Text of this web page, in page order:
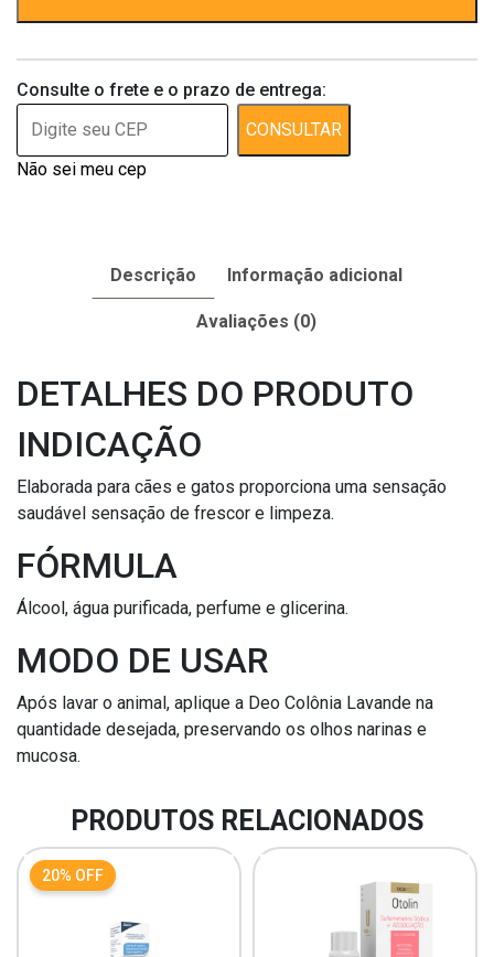
Consulte o frete e o prazo de entrega:
CONSULTAR
Não sei meu cep
Descrição Informação adicional
Avaliações (0)
DETALHES DO PRODUTO
INDICAÇÃO
Elaborada para cães e gatos proporciona uma sensação
saudável sensação de frescor e limpeza.
FÓRMULA
Álcool, água purificada, perfume e glicerina.
MODO DE USAR
Após lavar o animal, aplique a Deo Colônia Lavande na
quantidade desejada, preservando os olhos narinas e
mucosa.
PRODUTOS RELACIONADOS
20% OFF